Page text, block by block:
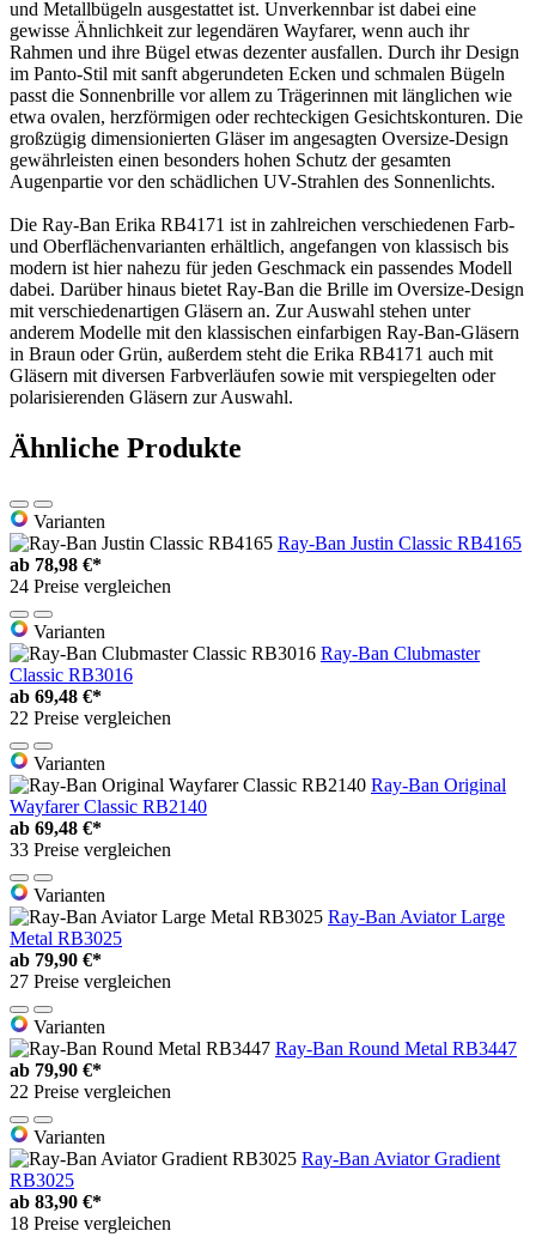
und Metallbügeln ausgestattet ist. Unverkennbar ist dabei eine
gewisse Ähnlichkeit zur legendären Wayfarer, wenn auch ihr
Rahmen und ihre Bügel etwas dezenter ausfallen. Durch ihr Design
im Panto-Stil mit sanft abgerundeten Ecken und schmalen Bügeln
passt die Sonnenbrille vor allem zu Trägerinnen mit länglichen wie
etwa ovalen, herzförmigen oder rechteckigen Gesichtskonturen. Die
großzügig dimensionierten Gläser im angesagten Oversize-Design
gewährleisten einen besonders hohen Schutz der gesamten
Augenpartie vor den schädlichen UV-Strahlen des Sonnenlichts.
Die Ray-Ban Erika RB4171 ist in zahlreichen verschiedenen Farb-
und Oberflächenvarianten erhältlich, angefangen von klassisch bis
modern ist hier nahezu für jeden Geschmack ein passendes Modell
dabei. Darüber hinaus bietet Ray-Ban die Brille im Oversize-Design
mit verschiedenartigen Gläsern an. Zur Auswahl stehen unter
anderem Modelle mit den klassischen einfarbigen Ray-Ban-Gläsern
in Braun oder Grün, außerdem steht die Erika RB4171 auch mit
Gläsern mit diversen Farbverläufen sowie mit verspiegelten oder
polarisierenden Gläsern zur Auswahl.
Ähnliche Produkte
Varianten
Ray-Ban Justin Classic RB4165
ab 78,98 €*
24 Preise vergleichen
Varianten
Ray-Ban Clubmaster
Classic RB3016
ab 69,48 €*
22 Preise vergleichen
Varianten
Ray-Ban Original
Wayfarer Classic RB2140
ab 69,48 €*
33 Preise vergleichen
Varianten
Ray-Ban Aviator Large
Metal RB3025
ab 79,90 €*
27 Preise vergleichen
Varianten
Ray-Ban Round Metal RB3447
ab 79,90 €*
22 Preise vergleichen
Varianten
Ray-Ban Aviator Gradient
RB3025
ab 83,90 €*
18 Preise vergleichen